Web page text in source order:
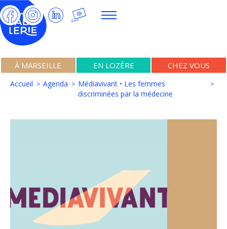
À MARSEILLE EN LOZÈRE CHEZ VOUS
Accueil Agenda
Médiavivant • Les femmes
discriminées par la médecine